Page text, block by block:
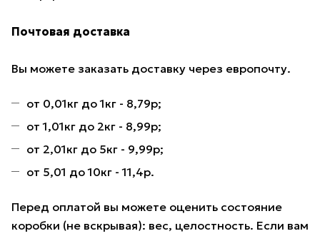
Почтовая доставка
Вы можете заказать доставку через европочту.
от 0,01кг до 1кг - 8,79р;
от 1,01кг до 2кг - 8,99р;
от 2,01кг до 5кг - 9,99р;
от 5,01 до 10кг - 11,4р.
Перед оплатой вы можете оценить состояние
коробки (не вскрывая): вес, целостность. Если вам